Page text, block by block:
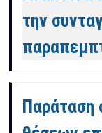
την